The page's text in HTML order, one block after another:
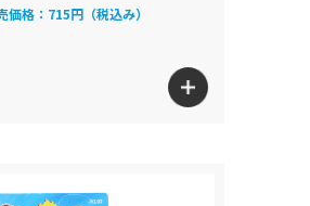
価格： 715円（税込み）